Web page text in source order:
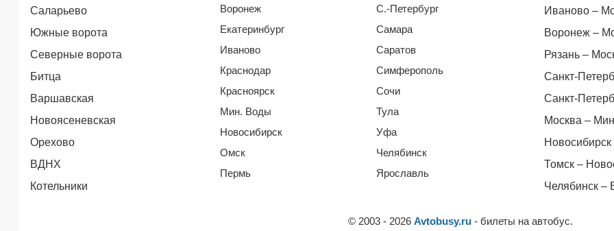
Саларьево
Южные ворота
Северные ворота
Битца
Варшавская
Новоясеневская
Орехово
ВДНХ
Котельники
Воронеж
Екатеринбург
Иваново
Краснодар
Красноярск
Мин. Воды
Новосибирск
Омск
Пермь
С.-Петербург
Самара
Саратов
Симферополь
Сочи
Тула
Уфа
Челябинск
Ярославль
Иваново –
Воронеж –
Рязань –
Санкт-
Санкт-
Москва –
Томск –
Челябинск –
© 2003 - 2026 Avtobusy.ru - билеты на автобус.